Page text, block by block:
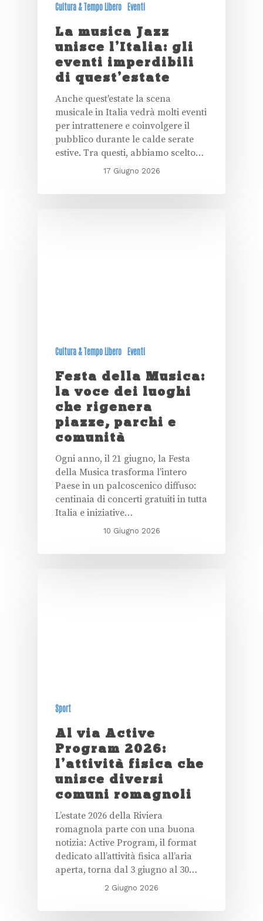
Cultura & Tempo Libero Eventi
La musica Jazz
unisce l’Italia: gli
eventi imperdibili
di quest’estate
Anche quest'estate la scena
musicale in Italia vedrà molti eventi
per intrattenere e coinvolgere il
pubblico durante le calde serate
estive. Tra questi, abbiamo scelto…
17 Giugno 2026
Cultura & Tempo Libero Eventi
Festa della Musica:
la voce dei luoghi
che rigenera
piazze, parchi e
comunità
Ogni anno, il 21 giugno, la Festa
della Musica trasforma l’intero
Paese in un palcoscenico diffuso:
centinaia di concerti gratuiti in tutta
Italia e iniziative…
10 Giugno 2026
Sport
Al via Active
Program 2026:
l’attività fisica che
unisce diversi
comuni romagnoli
L’estate 2026 della Riviera
romagnola parte con una buona
notizia: Active Program, il format
dedicato all’attività fisica all’aria
aperta, torna dal 3 giugno al 30…
2 Giugno 2026